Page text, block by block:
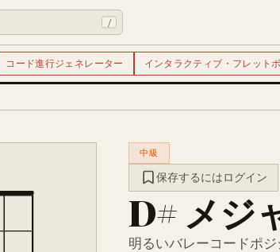
/
コード進行ジェネレーター インタラクティブ・フレット
中級
保存するにはログイン
D# メジ
明るいバレーコードポ